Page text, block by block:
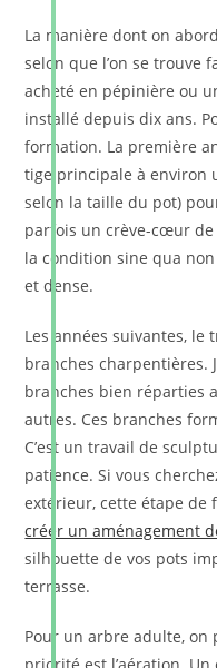
La manière dont on
selon que l’on se trouve
acheté en pépinière ou
installé depuis dix ans.
formation. La première
tige principale à environ
selon la taille du pot)
parfois un crève-cœur de
la condition sine qua
et dense.
Les années suivantes, le
branches charpentières.
branches bien réparties
autres. Ces branches
C’est un travail de
patience. Si vous
extérieur, cette étape
créer un aménagement
silhouette de vos pots
terrasse.
Pour un arbre adulte, on